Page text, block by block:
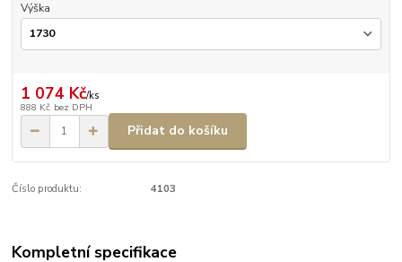
Výška
1 074 Kč/ks
888 Kč bez DPH
Přidat do košíku
Číslo produktu: 4103
Kompletní specifikace